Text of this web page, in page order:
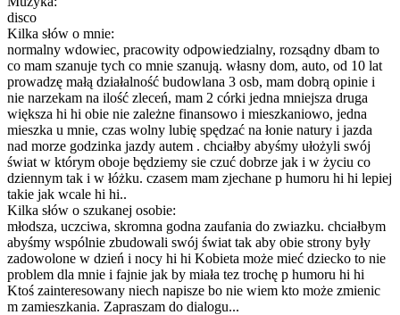
disco
Kilka słów o mnie:
normalny wdowiec, pracowity odpowiedzialny, rozsądny dbam to
co mam szanuje tych co mnie szanują. własny dom, auto, od 10 lat
prowadzę małą działalność budowlana 3 osb, mam dobrą opinie i
nie narzekam na ilość zleceń, mam 2 córki jedna mniejsza druga
większa hi hi obie nie zależne finansowo i mieszkaniowo, jedna
mieszka u mnie, czas wolny lubię spędzać na łonie natury i jazda
nad morze godzinka jazdy autem . chciałby abyśmy ułożyli swój
świat w którym oboje będziemy sie czuć dobrze jak i w życiu co
dziennym tak i w łóżku. czasem mam zjechane p humoru hi hi lepiej
takie jak wcale hi hi..
Kilka słów o szukanej osobie:
młodsza, uczciwa, skromna godna zaufania do zwiazku. chciałbym
abyśmy wspólnie zbudowali swój świat tak aby obie strony były
zadowolone w dzień i nocy hi hi Kobieta może mieć dziecko to nie
problem dla mnie i fajnie jak by miała tez trochę p humoru hi hi
Ktoś zainteresowany niech napisze bo nie wiem kto może zmienic
m zamieszkania. Zapraszam do dialogu...